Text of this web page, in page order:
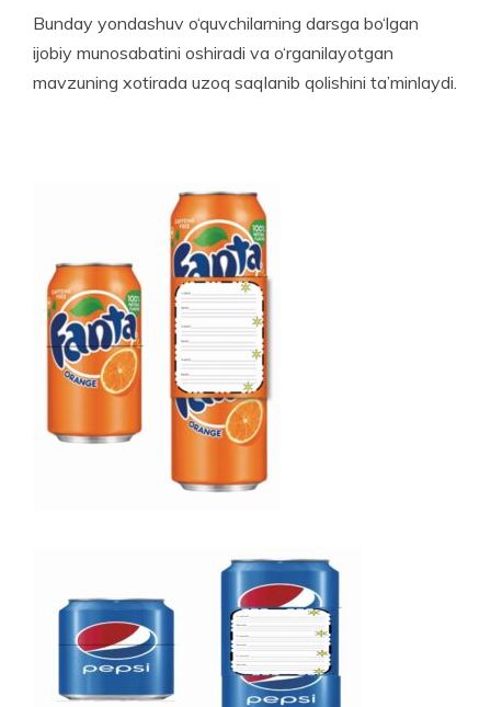
Bunday yondashuv o‘quvchilarning darsga bo‘lgan
ijobiy munosabatini oshiradi va o‘rganilayotgan
mavzuning xotirada uzoq saqlanib qolishini ta’minlaydi.